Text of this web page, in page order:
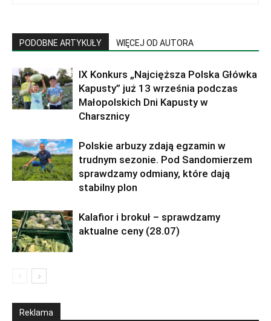
PODOBNE ARTYKUŁY WIĘCEJ OD AUTORA
IX Konkurs „Najcięższa Polska Główka
Kapusty” już 13 września podczas
Małopolskich Dni Kapusty w
Charsznicy
Polskie arbuzy zdają egzamin w
trudnym sezonie. Pod Sandomierzem
sprawdzamy odmiany, które dają
stabilny plon
Kalafior i brokuł – sprawdzamy
aktualne ceny (28.07)
Reklama